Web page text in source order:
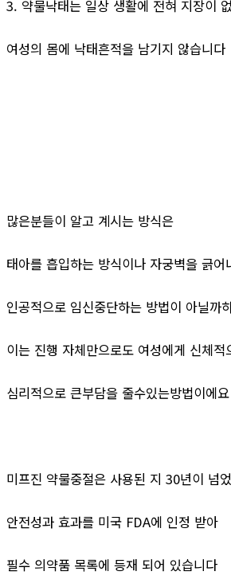
3. 약물낙태는 일상 생활에 전혀 지장이
여성의 몸에 낙태흔적을 남기지 않습니다
많은분들이 알고 계시는 방식은
태아를 흡입하는 방식이나 자궁벽을 긁어
인공적으로 임신중단하는 방법이 아닐까
이는 진행 자체만으로도 여성에게 신체적
심리적으로 큰부담을 줄수있는방법이에요
미프진 약물중절은 사용된 지 30년이 넘
안전성과 효과를 미국 FDA에 인정 받아
필수 의약품 목록에 등재 되어 있습니다